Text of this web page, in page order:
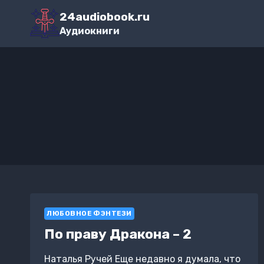
Перейти
содержимому
24audiobook.ru
Аудиокниги
ЛЮБОВНОЕ ФЭНТЕЗИ
По праву Дракона – 2
Наталья Ручей Еще недавно я думала, что